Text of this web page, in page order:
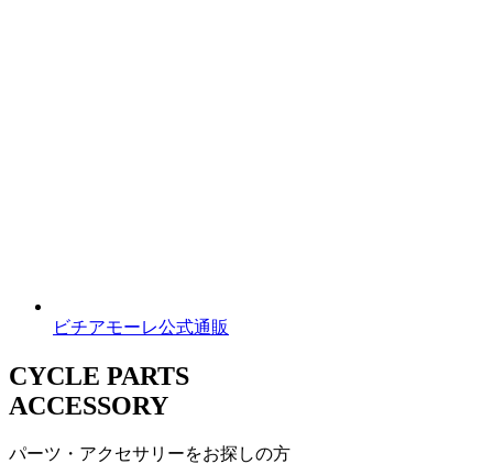
ビチアモーレ公式通販
CYCLE PARTS
ACCESSORY
パーツ・アクセサリーをお探しの方